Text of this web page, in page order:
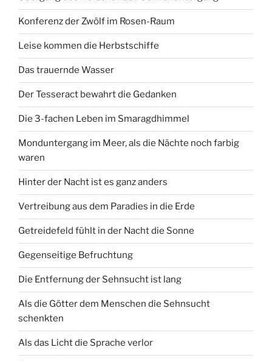
Konferenz der Zwölf im Rosen-Raum
Leise kommen die Herbstschiffe
Das trauernde Wasser
Der Tesseract bewahrt die Gedanken
Die 3-fachen Leben im Smaragdhimmel
Monduntergang im Meer, als die Nächte noch farbig
waren
Hinter der Nacht ist es ganz anders
Vertreibung aus dem Paradies in die Erde
Getreidefeld fühlt in der Nacht die Sonne
Gegenseitige Befruchtung
Die Entfernung der Sehnsucht ist lang
Als die Götter dem Menschen die Sehnsucht
schenkten
Als das Licht die Sprache verlor